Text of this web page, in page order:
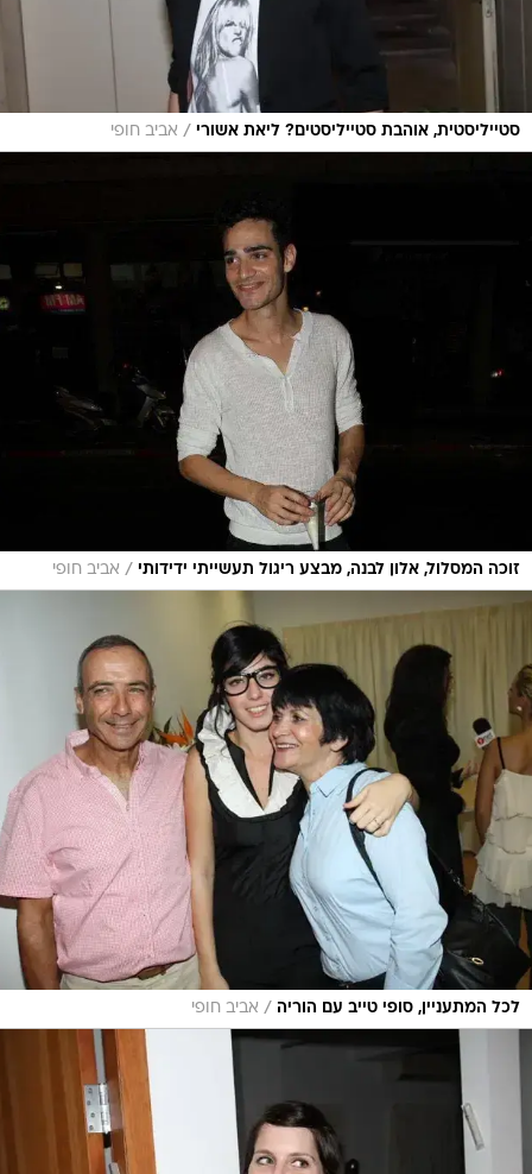
סטייליסטית, אוהבת סטייליסטים? ליאת אשורי / אביב חופי
זוכה המסלול, אלון לבנה, מבצע ריגול תעשייתי ידידותי / אביב חופי
לכל המתעניין, סופי טייב עם הוריה / אביב חופי